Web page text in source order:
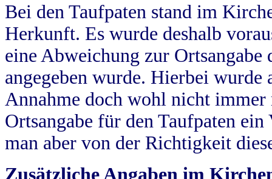
Bei den Taufpaten stand im
Herkunft. Es wurde deshalb
eine Abweichung zur
angegeben wurde. Hierbei wurde
Annahme doch wohl nicht
Ortsangabe für den Taufpaten
man aber von der Richtigkeit
Zusätzliche Angaben im